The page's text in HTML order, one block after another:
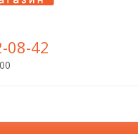
08-42